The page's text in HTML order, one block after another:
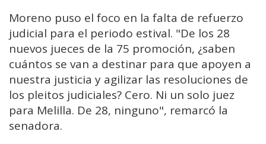
Moreno puso el foco en la falta de refuerzo
judicial para el periodo estival. "De los 28
nuevos jueces de la 75 promoción, ¿saben
cuántos se van a destinar para que apoyen a
nuestra justicia y agilizar las resoluciones de
los pleitos judiciales? Cero. Ni un solo juez
para Melilla. De 28, ninguno", remarcó la
senadora.